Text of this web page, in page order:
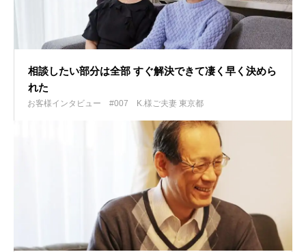
相談したい部分は全部 すぐ解決できて凄く早く決めら
れた
お客様インタビュー #007 K.様ご夫妻 東京都